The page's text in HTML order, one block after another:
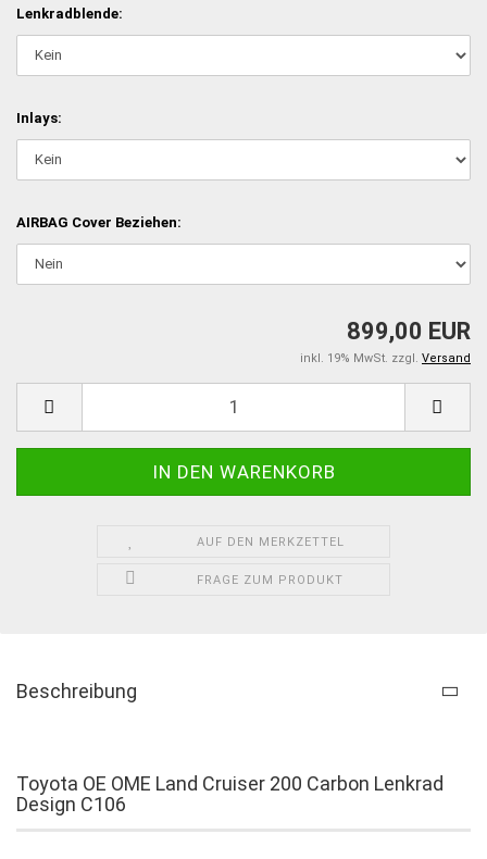
Lenkradblende:
Inlays:
AIRBAG Cover Beziehen:
899,00 EUR
inkl. 19% MwSt. zzgl. Versand
AUF DEN MERKZETTEL
FRAGE ZUM PRODUKT
Beschreibung
Toyota OE OME Land Cruiser 200 Carbon Lenkrad
Design C106